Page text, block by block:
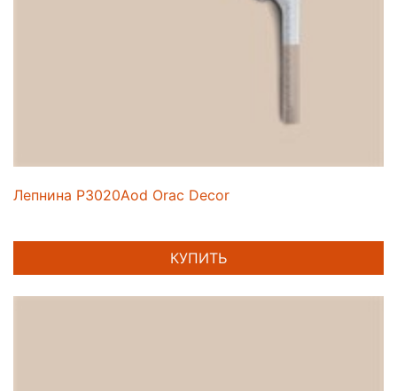
Лепнина P3020Aod Orac Decor
КУПИТЬ